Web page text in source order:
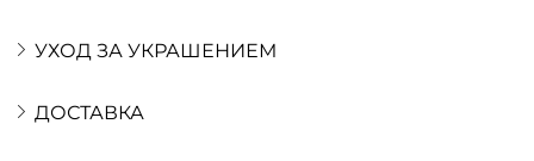
УХОД ЗА УКРАШЕНИЕМ
ДОСТАВКА